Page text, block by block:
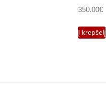
350.00€
Į krepšelį